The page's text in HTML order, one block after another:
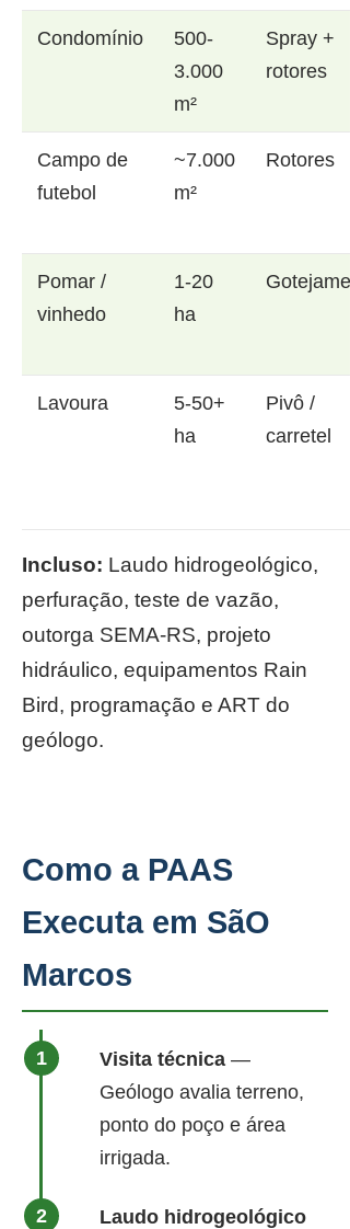
Condomínio
500-
3.000
m²
Spray +
rotores
Campo de
futebol
~7.000
m²
Rotores
Pomar /
vinhedo
1-20
ha
Lavoura
5-50+
ha
Pivô /
carretel
Incluso: Laudo hidrogeológico,
perfuração, teste de vazão,
outorga SEMA-RS, projeto
hidráulico, equipamentos Rain
Bird, programação e ART do
geólogo.
Como a PAAS
Executa em SãO
Marcos
Visita técnica —
Geólogo avalia terreno,
ponto do poço e área
irrigada.
Laudo hidrogeológico